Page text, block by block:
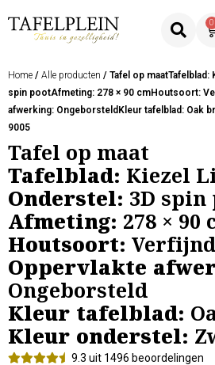
0
Home / Alle producten / Tafel op
spin pootAfmeting: 278 × 90 cmHoutsoort:
afwerking: OngeborsteldKleur tafelblad: Oak
9005
Tafel op maat
Tafelblad: Kiezel
Onderstel: 3D spin
Afmeting: 278 × 90
Houtsoort:
Oppervlakte
Ongeborsteld
Kleur tafelblad:
Kleur onderstel:
9.3 uit 1496 beoordelingen